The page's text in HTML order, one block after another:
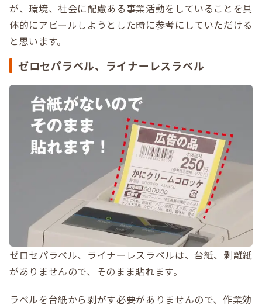
が、環境、社会に配慮ある事業活動をしていることを具
体的にアピールしようとした時に参考にしていただける
と思います。
ゼロセパラベル、ライナーレスラベル
ゼロセパラベル、ライナーレスラベルは、台紙、剥離紙
がありませんので、そのまま貼れます。
ラベルを台紙から剥がす必要がありませんので、作業効